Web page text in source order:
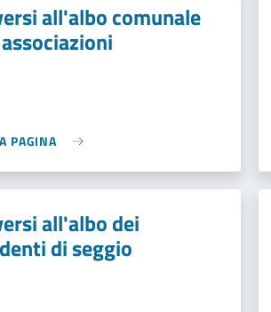
all'albo comunale
PAGINA
all'albo dei
di seggio